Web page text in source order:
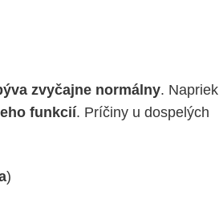
zvyčajne normálny. Napriek
funkcií. Príčiny u dospelých
)